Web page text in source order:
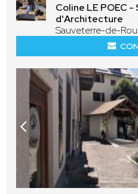
Coline LE POEC
d'Architecture
Sauveterre-de-